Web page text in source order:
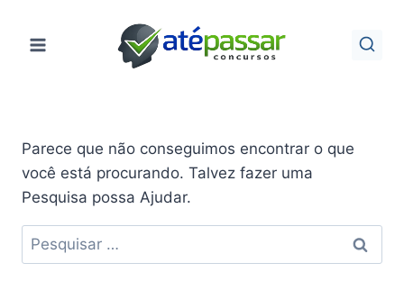
para
Parece que não conseguimos encontrar o que
você está procurando. Talvez fazer uma
Pesquisa possa Ajudar.
Pesquisar
por: